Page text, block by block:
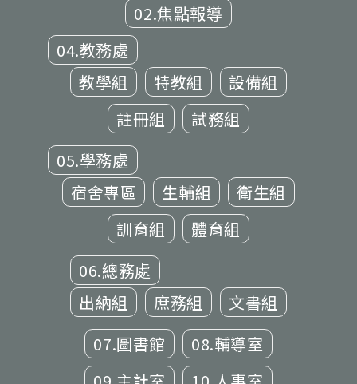
02.焦點報導
04.教務處
教學組
特教組
設備組
註冊組
試務組
05.學務處
宿舍專區
生輔組
衛生組
訓育組
體育組
06.總務處
出納組
庶務組
文書組
07.圖書館
08.輔導室